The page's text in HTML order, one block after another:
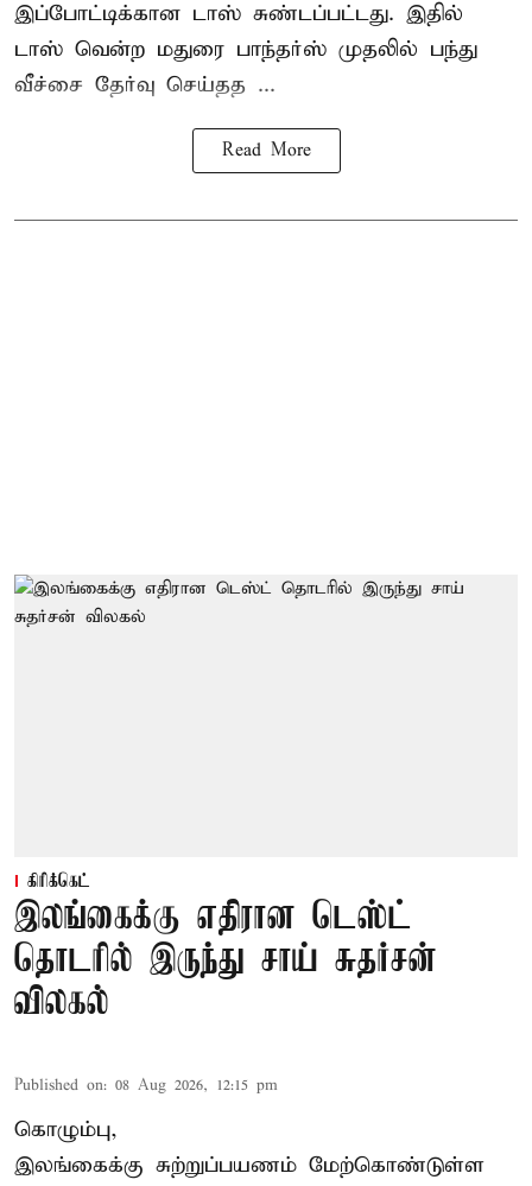
இப்போட்டிக்கான டாஸ் சுண்டப்பட்டது. இதில்
டாஸ் வென்ற மதுரை பாந்தர்ஸ் முதலில் பந்து
வீச்சை தேர்வு செய்தத ...
Read More
கிரிக்கெட்
இலங்கைக்கு எதிரான டெஸ்ட்
தொடரில் இருந்து சாய் சுதர்சன்
விலகல்
Published on: 08 Aug 2026, 12:15 pm
கொழும்பு,
இலங்கைக்கு சுற்றுப்பயணம் மேற்கொண்டுள்ள